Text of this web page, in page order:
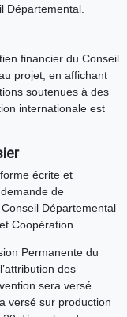
Départemental.
financier du Conseil
projet, en affichant
soutenues à des
internationale est
écrite et
de
Départemental
Coopération.
Permanente du
des
sera versé
versé sur production